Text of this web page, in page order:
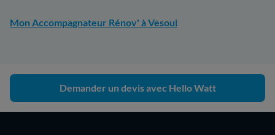
Mon Accompagnateur Rénov' à Vesoul
Demander un devis avec Hello Watt